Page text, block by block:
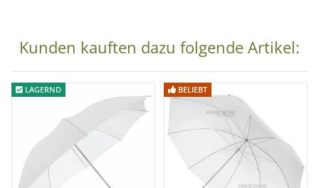
Schirmstange: Ø 0,8 cm
Durchmesser: ca. 105cm
Tiefe: ca. 38cm
Produktfarbe: innen weiß, außen schwarz
Speichen: 16
Lieferumfang:
Kunden kauften dazu folgende Artikel:
LAGERND BELIEBT